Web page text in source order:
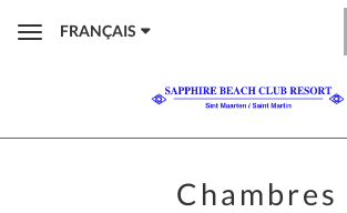
ToggleFRANÇAIS
Chambres